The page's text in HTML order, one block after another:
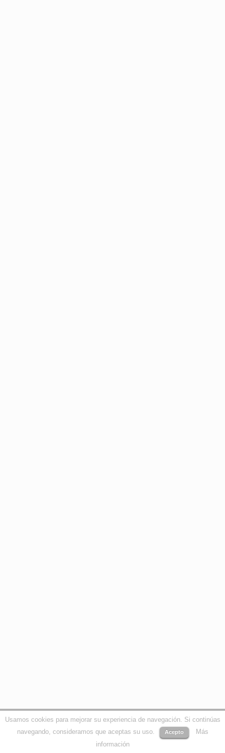
Usamos cookies para mejorar su experiencia de navegación. Si continúas
navegando, consideramos que aceptas su uso.
Acepto
Más
información